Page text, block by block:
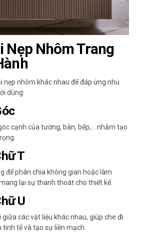
Nẹp Nhôm Trang
nẹp nhôm khác nhau để đáp ứng nhu
dùng:
cạnh của tường, bàn, bếp,… nhằm tạo
T
để phân chia không gian hoặc làm
lại sự thanh thoát cho thiết kế.
U
giữa các vật liệu khác nhau, giúp che đi
tế và tạo sự liền mạch.